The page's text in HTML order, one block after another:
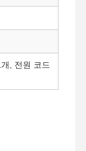
, 전원 코드